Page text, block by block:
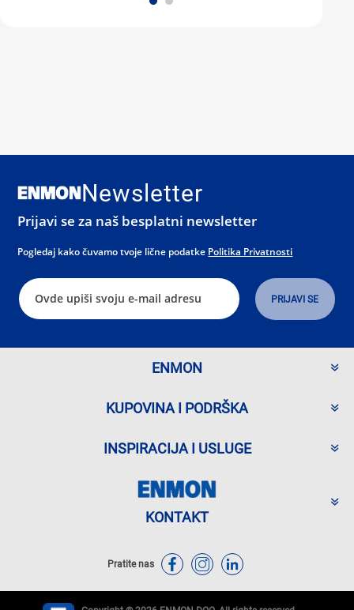
Newsletter
Prijavi se za naš besplatni newsletter
Pogledaj kako čuvamo tvoje lične podatke Politika Privatnosti
ENMON
KUPOVINA I PODRŠKA
INSPIRACIJA I USLUGE
KONTAKT
Pratite nas